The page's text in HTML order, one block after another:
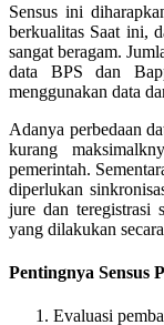
Sensus ini
berkualitas Saat ini,
sangat beragam.
data BPS dan
menggunakan data
Adanya perbedaan
kurang
pemerintah.
diperlukan
jure dan teregistrasi
yang dilakukan
Pentingnya Sensus
Evaluasi